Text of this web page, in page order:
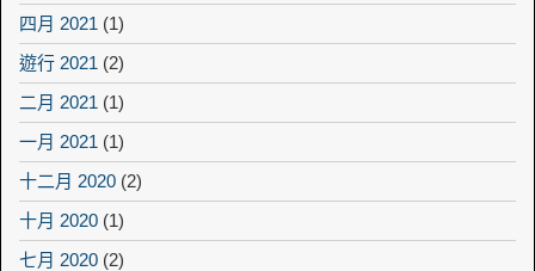
四月 2021 (1)
遊行 2021 (2)
二月 2021 (1)
一月 2021 (1)
十二月 2020 (2)
十月 2020 (1)
七月 2020 (2)